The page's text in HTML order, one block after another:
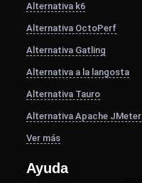
Alternativa k6
Alternativa OctoPerf
Alternativa Gatling
Alternativa a la langosta
Alternativa Tauro
Alternativa Apache JMeter
Ver más
Ayuda